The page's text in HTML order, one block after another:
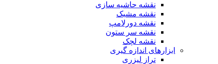
نقشه حاشیه سازی
نقشه مشبک
نقشه دورلامپ
نقشه سر ستون
نقشه لچک
ابزارهای اندازه گیری
تراز لیزری